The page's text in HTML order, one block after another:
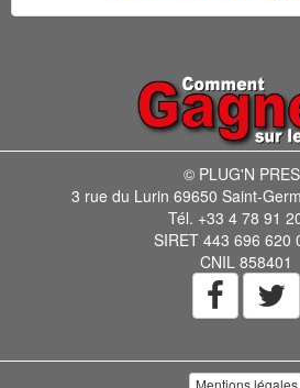
© PLUG'N
3 rue du Lurin 69650 Saint-
Tél. +33 4 78 91
SIRET 443 696 620
CNIL 858401
Mentions légales